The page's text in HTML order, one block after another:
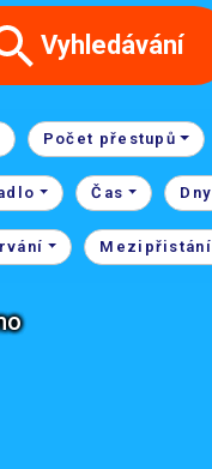
Vyhledávání
Počet přestupů
Čas Dny
Mezipřistání